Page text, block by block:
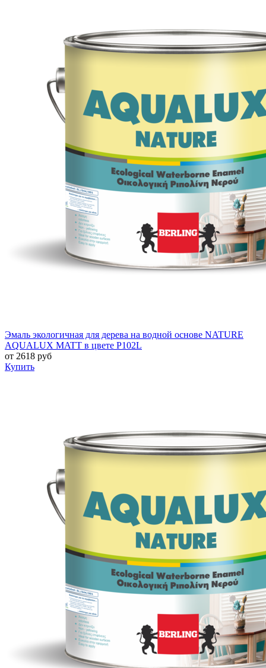
Эмаль экологичная для дерева на водной основе NATURE
AQUALUX MATT в цвете P102L
от 2618 руб
Купить